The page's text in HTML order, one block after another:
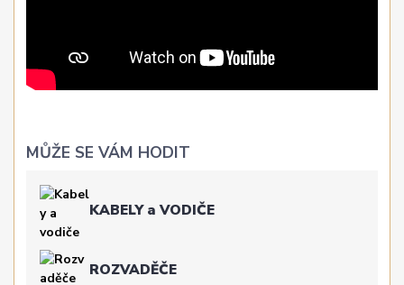
MŮŽE SE VÁM HODIT
KABELY a VODIČE
ROZVADĚČE